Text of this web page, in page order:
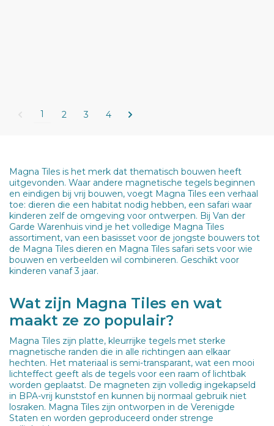
1 2 3 4
Magna Tiles is het merk dat thematisch bouwen heeft
uitgevonden. Waar andere magnetische tegels beginnen
en eindigen bij vrij bouwen, voegt Magna Tiles een verhaal
toe: dieren die een habitat nodig hebben, een safari waar
kinderen zelf de omgeving voor ontwerpen. Bij Van der
Garde Warenhuis vind je het volledige Magna Tiles
assortiment, van een basisset voor de jongste bouwers tot
de Magna Tiles dieren en Magna Tiles safari sets voor wie
bouwen en verbeelden wil combineren. Geschikt voor
kinderen vanaf 3 jaar.
Wat zijn Magna Tiles en wat
maakt ze zo populair?
Magna Tiles zijn platte, kleurrijke tegels met sterke
magnetische randen die in alle richtingen aan elkaar
hechten. Het materiaal is semi-transparant, wat een mooi
lichteffect geeft als de tegels voor een raam of lichtbak
worden geplaatst. De magneten zijn volledig ingekapseld
in BPA-vrij kunststof en kunnen bij normaal gebruik niet
losraken. Magna Tiles zijn ontworpen in de Verenigde
Staten en worden geproduceerd onder strenge